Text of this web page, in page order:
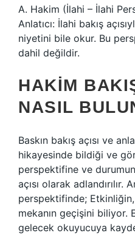
A. Hakim (İlahi – İlahi
Anlatıcı: İlahi bakış
niyetini bile okur. Bu
dahil değildir.
HAKIM
NASIL
Baskın bakış açısı ve
hikayesinde bildiği ve
perspektifine ve
açısı olarak adlandırılır.
perspektifinde;
mekanın geçişini biliyor.
gelecek okuyucuya